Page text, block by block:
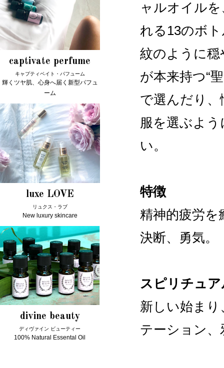
captivate perfume
キャプティベイト・パフューム
輝くツヤ肌、心身へ届く新型パフュ
ーム
luxe LOVE
リュクス・ラブ
New luxury skincare
divine beauty
ディヴァイン ビューティー
100% Natural Essental Oil
ャルオイル
れる13のボ
紋のように
が本来持つ“
で選んだり
服を選ぶよ
い。
特徴
精神的疲労を
決断、勇気。
スピリチュア
新しい始まり
テーション